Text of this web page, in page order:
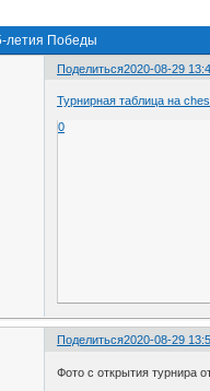
летия Победы
Поделиться2020-08-29
Турнирная таблица на
0
Поделиться2020-08-29
Фото с открытия турнира